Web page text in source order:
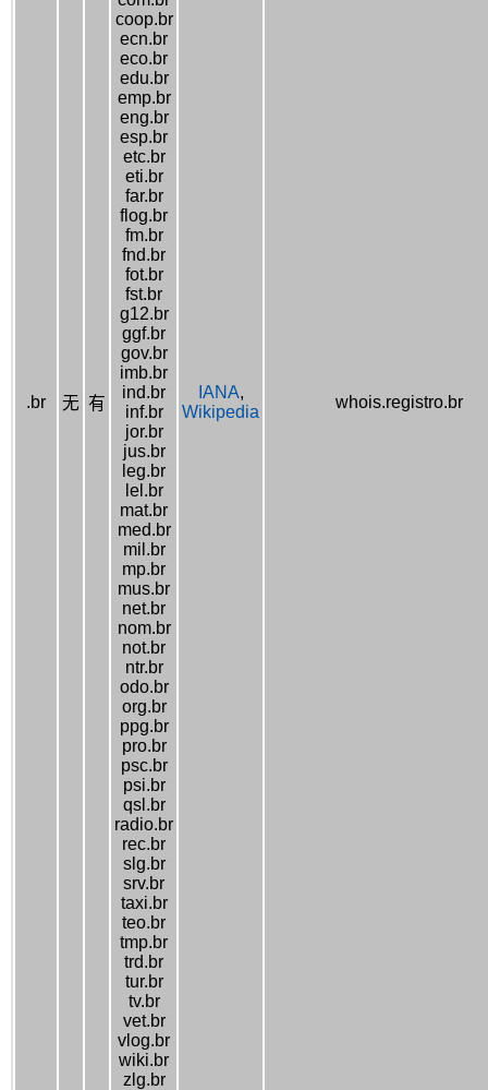
.br 无 有
coop.br
ecn.br
eco.br
edu.br
emp.br
eng.br
esp.br
etc.br
eti.br
far.br
flog.br
fm.br
fnd.br
fot.br
fst.br
g12.br
ggf.br
gov.br
imb.br
ind.br
inf.br
jor.br
jus.br
leg.br
lel.br
mat.br
med.br
mil.br
mp.br
mus.br
net.br
nom.br
not.br
ntr.br
odo.br
org.br
ppg.br
pro.br
psc.br
psi.br
qsl.br
radio.br
rec.br
slg.br
srv.br
taxi.br
teo.br
tmp.br
trd.br
tur.br
tv.br
vet.br
vlog.br
wiki.br
zlg.br
IANA,
Wikipedia
whois.registro.br